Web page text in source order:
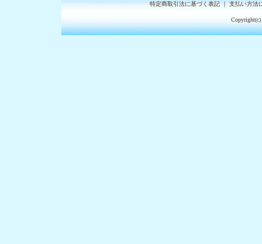
特定商取引法に基づく表記｜支払い方法